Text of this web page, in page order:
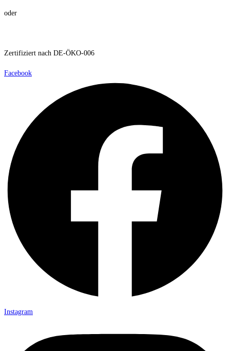
oder
Zertifiziert nach DE-ÖKO-006
Facebook
Instagram